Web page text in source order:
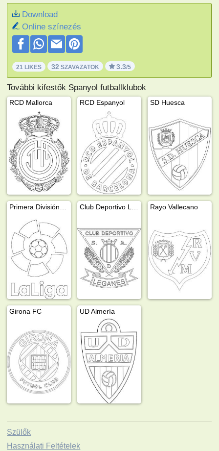
Download
Online színezés
21 LIKES 32 SZAVAZATOK 3.3/5
További kifestők Spanyol futballklubok
RCD Mallorca RCD Espanyol SD Huesca
Rayo Vallecano
Girona FC UD Almería
Szülők
Használati Feltételek